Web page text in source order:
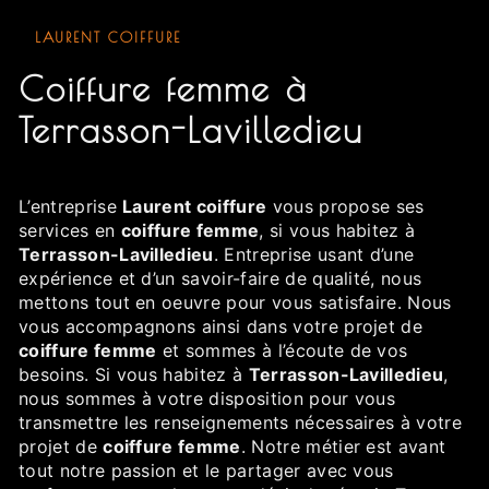
LAURENT COIFFURE
coiffure femme à
Terrasson-Lavilledieu
L’entreprise Laurent coiffure vous propose ses
services en coiffure femme, si vous habitez à
Terrasson-Lavilledieu. Entreprise usant d’une
expérience et d’un savoir-faire de qualité, nous
mettons tout en oeuvre pour vous satisfaire. Nous
vous accompagnons ainsi dans votre projet de
coiffure femme et sommes à l’écoute de vos
besoins. Si vous habitez à Terrasson-Lavilledieu,
nous sommes à votre disposition pour vous
transmettre les renseignements nécessaires à votre
projet decoiffure femme. Notre métier est avant
tout notre passion et le partager avec vous